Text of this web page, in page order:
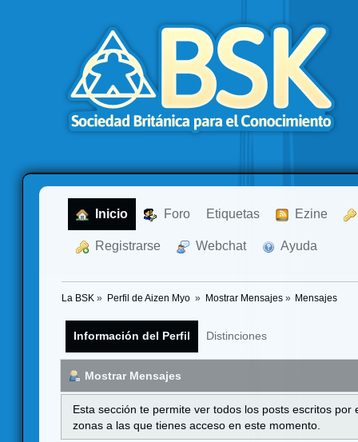
Inicio Foro Etiquetas Ezine
Registrarse Webchat Ayuda
La BSK » Perfil de Aizen Myo » Mostrar Mensajes» Mensajes
Información del Perfil Distinciones
Mostrar Mensajes
Esta sección te permite ver todos los posts escritos
zonas a las que tienes acceso en este momento.